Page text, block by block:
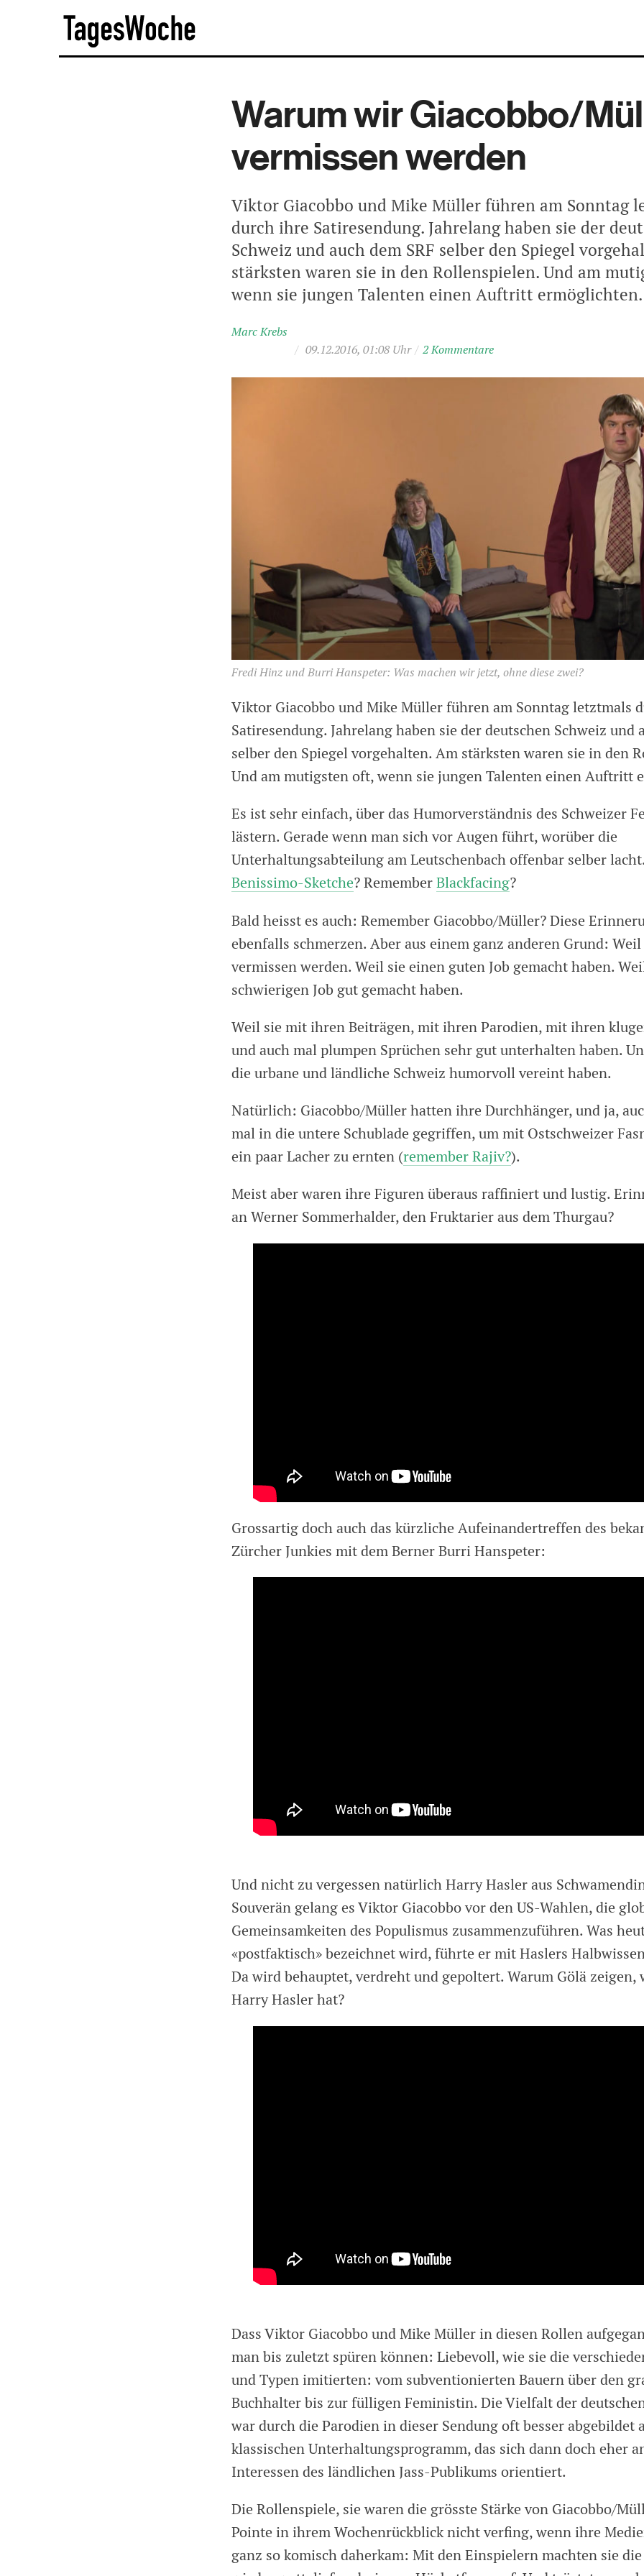
Warum wir Giacobbo/
vermissen werden
Viktor Giacobbo und Mike Müller führen am Sonntag
durch ihre Satiresendung. Jahrelang haben sie der
Schweiz und auch dem SRF selber den Spiegel
stärksten waren sie in den Rollenspielen. Und am
wenn sie jungen Talenten einen Auftritt ermöglichten.
Marc Krebs
/ 09.12.2016, 01:08 Uhr / 2 Kommentare
Fredi Hinz und Burri Hanspeter: Was machen wir jetzt, ohne diese zwei?
Viktor Giacobbo und Mike Müller führen am Sonntag letztmals
Satiresendung. Jahrelang haben sie der deutschen Schweiz und
selber den Spiegel vorgehalten. Am stärksten waren sie in den
Und am mutigsten oft, wenn sie jungen Talenten einen Auftritt
Es ist sehr einfach, über das Humorverständnis des Schweizer
lästern. Gerade wenn man sich vor Augen führt, worüber die
Unterhaltungsabteilung am Leutschenbach offenbar selber
Benissimo-Sketche? RememberBlackfacing?
Bald heisst es auch: Remember Giacobbo/Müller? Diese
ebenfalls schmerzen. Aber aus einem ganz anderen Grund:
vermissen werden. Weil sie einen guten Job gemacht haben.
schwierigen Job gut gemacht haben.
Weil sie mit ihren Beiträgen, mit ihren Parodien, mit ihren
und auch mal plumpen Sprüchen sehr gut unterhalten haben.
die urbane und ländliche Schweiz humorvoll vereint haben.
Natürlich: Giacobbo/Müller hatten ihre Durchhänger, und ja,
mal in die untere Schublade gegriffen, um mit Ostschweizer
ein paar Lacher zu ernten (remember Rajiv?).
Meist aber waren ihre Figuren überaus raffiniert und lustig.
an Werner Sommerhalder, den Fruktarier aus dem Thurgau?
Grossartig doch auch das kürzliche Aufeinandertreffen des
Zürcher Junkies mit dem Berner Burri Hanspeter:
Und nicht zu vergessen natürlich Harry Hasler aus
Souverän gelang es Viktor Giacobbo vor den US-Wahlen, die
Gemeinsamkeiten des Populismus zusammenzuführen. Was
«postfaktisch» bezeichnet wird, führte er mit Haslers
Da wird behauptet, verdreht und gepoltert. Warum Gölä zeigen,
Harry Hasler hat?
Dass Viktor Giacobbo und Mike Müller in diesen Rollen
man bis zuletzt spüren können: Liebevoll, wie sie die
und Typen imitierten: vom subventionierten Bauern über den
Buchhalter bis zur fülligen Feministin. Die Vielfalt der
war durch die Parodien in dieser Sendung oft besser abgebildet
klassischen Unterhaltungsprogramm, das sich dann doch eher
Interessen des ländlichen Jass-Publikums orientiert.
Die Rollenspiele, sie waren die grösste Stärke von Giacobbo/
Pointe in ihrem Wochenrückblick nicht verfing, wenn ihre
ganz so komisch daherkam: Mit den Einspielern machten sie